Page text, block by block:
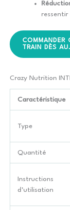
ressentir
COMMANDER
TRAIN DÈS
Crazy Nutrition
Caractéristique
Type
Quantité
Instructions
d’utilisation